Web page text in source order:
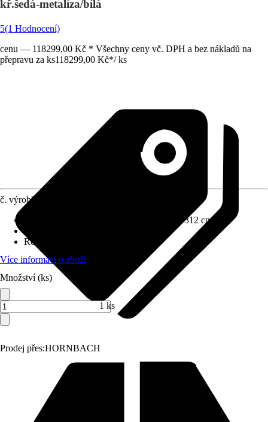
kř.šedá-metalíza/bílá
5(1 Hodnocení)
cenu — 118299,00 Kč * Všechny ceny vč. DPH a bez nákladů na
přepravu za ks118299,00 Kč*/ ks
Prodej přes:HORNBACH
č. výrobku
368 x 312 cm
Rozměry sloupů/sloupků
Více informací o zboží
Množství (ks)
1 ks